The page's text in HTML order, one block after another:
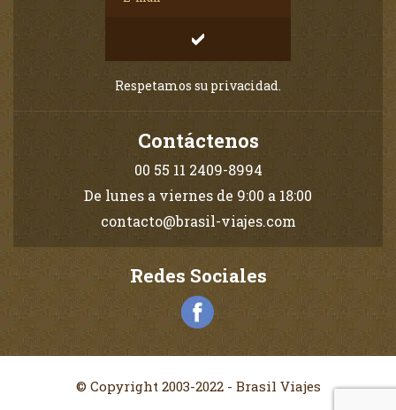
Respetamos su privacidad.
Contáctenos
00 55 11 2409-8994
De lunes a viernes de 9:00 a 18:00
contacto@brasil-viajes.com
Redes Sociales
© Copyright 2003-2022 - Brasil Viajes